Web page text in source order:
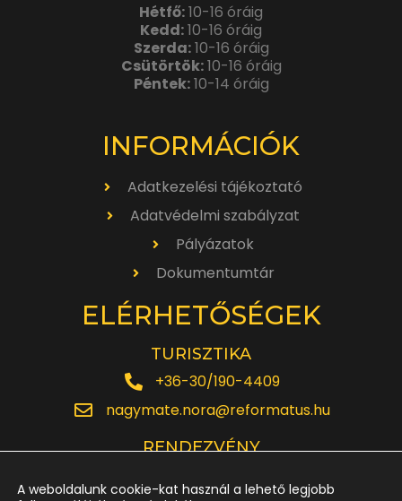
Hétfő:10-16 óráig
Kedd:10-16 óráig
Szerda:10-16 óráig
Csütörtök:10-16 óráig
Péntek:10-14 óráig
INFORMÁCIÓK
Adatkezelési tájékoztató
Adatvédelmi szabályzat
Pályázatok
Dokumentumtár
ELÉRHETŐSÉGEK
TURISZTIKA
+36-30/190-4409
nagymate.nora@reformatus.hu
RENDEZVÉNY
A weboldalunk cookie-kat használ a lehető legjobb